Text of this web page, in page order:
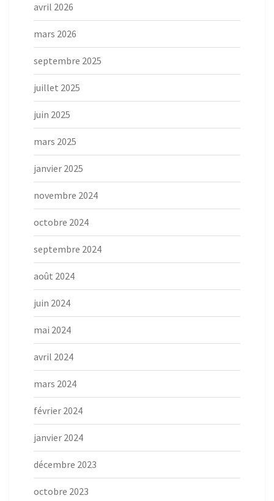
avril 2026
mars 2026
septembre 2025
juillet 2025
juin 2025
mars 2025
janvier 2025
novembre 2024
octobre 2024
septembre 2024
août 2024
juin 2024
mai 2024
avril 2024
mars 2024
février 2024
janvier 2024
décembre 2023
octobre 2023